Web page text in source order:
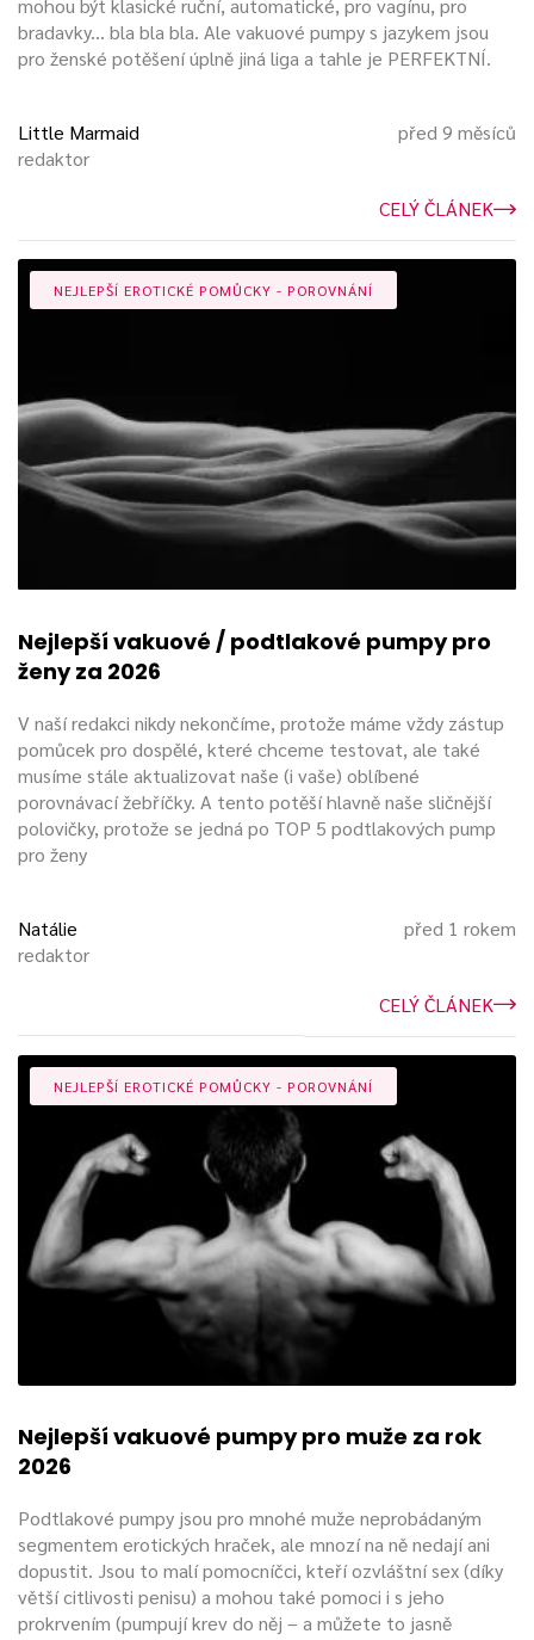
mohou být klasické ruční, automatické, pro vagínu, pro
bradavky... bla bla bla. Ale vakuové pumpy s jazykem jsou
pro ženské potěšení úplně jiná liga a tahle je PERFEKTNÍ.
Little Marmaid
redaktor
před 9 měsíců
CELÝ ČLÁNEK
NEJLEPŠÍ EROTICKÉ POMŮCKY - POROVNÁNÍ
Nejlepší vakuové / podtlakové pumpy pro
ženy za 2026
V naší redakci nikdy nekončíme, protože máme vždy zástup
pomůcek pro dospělé, které chceme testovat, ale také
musíme stále aktualizovat naše (i vaše) oblíbené
porovnávací žebříčky. A tento potěší hlavně naše sličnější
polovičky, protože se jedná po TOP 5 podtlakových pump
pro ženy
Natálie
redaktor
před 1 rokem
CELÝ ČLÁNEK
NEJLEPŠÍ EROTICKÉ POMŮCKY - POROVNÁNÍ
Nejlepší vakuové pumpy pro muže za rok
2026
Podtlakové pumpy jsou pro mnohé muže neprobádaným
segmentem erotických hraček, ale mnozí na ně nedají ani
dopustit. Jsou to malí pomocníčci, kteří ozvláštní sex (díky
větší citlivosti penisu) a mohou také pomoci i s jeho
prokrvením (pumpují krev do něj – a můžete to jasně